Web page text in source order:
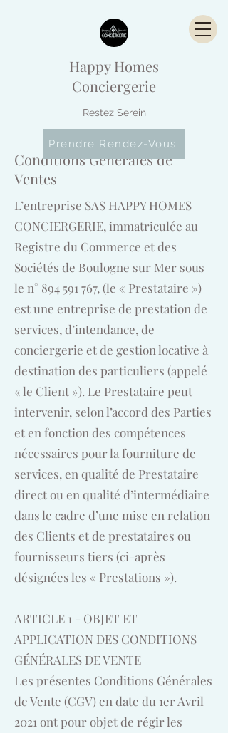
Happy Homes
Conciergerie
Restez Serein
Prendre Rendez-Vous
Conditions Générales de
Ventes
L’entreprise SAS HAPPY HOMES
CONCIERGERIE, immatriculée au
Registre du Commerce et des
Sociétés de Boulogne sur Mer sous
le n° 894 591 767, (le « Prestataire »)
est une entreprise de prestation de
services, d’intendance, de
conciergerie et de gestion locative à
destination des particuliers (appelé
« le Client »). Le Prestataire peut
intervenir, selon l’accord des Parties
et en fonction des compétences
nécessaires pour la fourniture de
services, en qualité de Prestataire
direct ou en qualité d’intermédiaire
dans le cadre d’une mise en relation
des Clients et de prestataires ou
fournisseurs tiers (ci-après
désignées les « Prestations »).
ARTICLE 1 - OBJET ET
APPLICATION DES CONDITIONS
GÉNÉRALES DE VENTE
Les présentes Conditions Générales
de Vente (CGV) en date du 1er Avril
2021 ont pour objet de régir les